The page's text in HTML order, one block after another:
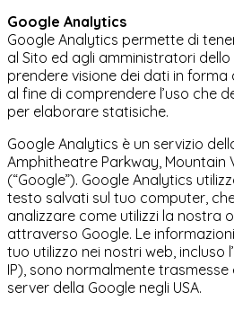
Google Analytics
Google Analytics permette di
al Sito ed agli amministratori
prendere visione dei dati in
al fine di comprendere l’uso che
per elaborare statisiche.
Google Analytics è un servizio
Amphitheatre Parkway, Mountain
(“Google”). Google Analytics
testo salvati sul tuo computer,
analizzare come utilizzi la nostra
attraverso Google. Le
tuo utilizzo nei nostri web, incluso
IP), sono normalmente trasmesse
server della Google negli USA.